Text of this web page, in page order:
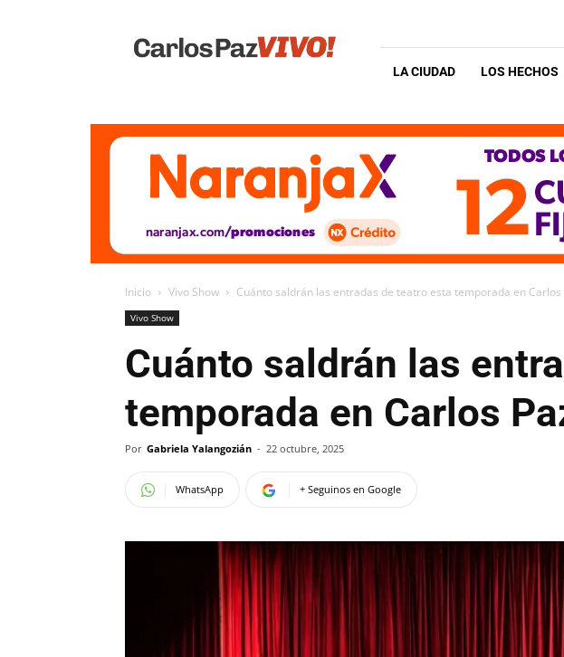
Vivo
LA CIUDAD LOS HECHOS
Inicio Vivo Show Cuánto saldrán las entradas de teatro esta temporada en Carlos
Vivo Show
Cuánto saldrán las
temporada en Carlos
Por Gabriela Yalangozián - 22 octubre, 2025
WhatsApp + Seguinos en Google